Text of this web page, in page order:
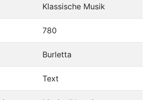
Klassische Musik
780
Burletta
Text